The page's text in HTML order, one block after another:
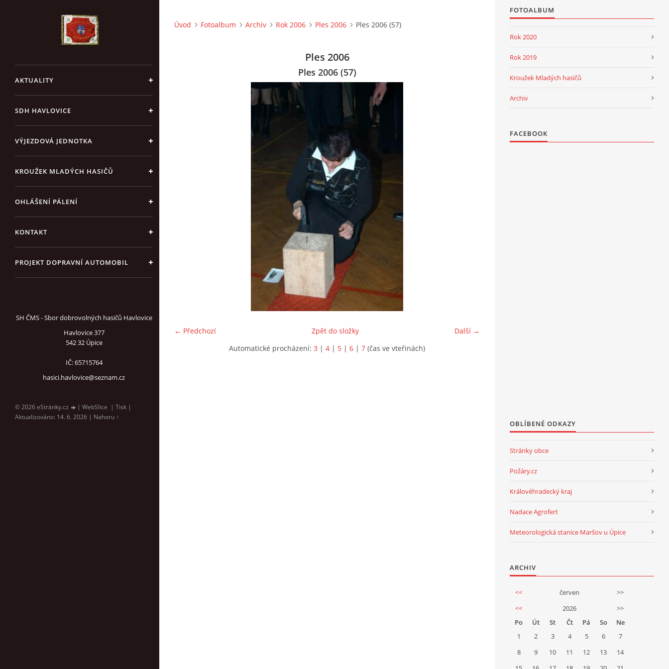
AKTUALITY
SDH HAVLOVICE
VÝJEZDOVÁ JEDNOTKA
KROUŽEK MLADÝCH HASIČŮ
OHLÁŠENÍ PÁLENÍ
KONTAKT
PROJEKT DOPRAVNÍ AUTOMOBIL
SH ČMS - Sbor dobrovolných hasičů Havlovice
Havlovice 377
542 32 Úpice
IČ: 65715764
hasici.havlovice@seznam.cz
© 2026 eStránky.cz | WebSlice | Tisk |
Aktualizováno: 14. 6. 2026 | Nahoru ↑
Úvod Fotoalbum Archiv Rok 2006 Ples 2006 Ples 2006 (57)
Ples 2006
Ples 2006 (57)
← Předchozí Další →
Zpět do složky
Automatické procházení: 3 | 4 | 5 | 6 | 7 (čas ve vteřinách)
FOTOALBUM
Rok 2020
Rok 2019
Kroužek Mladých hasičů
Archiv
FACEBOOK
OBLÍBENÉ ODKAZY
Stránky obce
Požáry.cz
Královéhradecký kraj
Nadace Agrofert
Meteorologická stanice Maršov u Úpice
ARCHIV
<< červen
>>
<<
2026
>>
Po
Út St Čt Pá So
Ne
1
2 3 4 5 6
7
8
9 10 11 12 13
14